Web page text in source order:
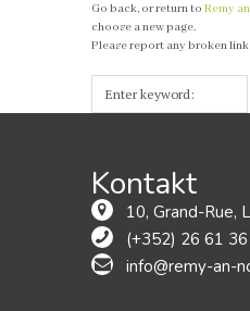
Go back, or return to Remy
choose a new page.
Please report any broken
Kontakt
10, Grand-Rue,
(+352) 26 61
info@remy-an-